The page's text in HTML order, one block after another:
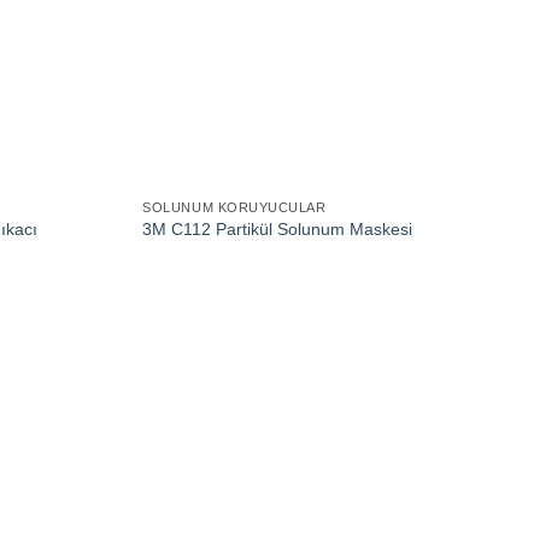
SOLUNUM KORUYUCULAR
3M C112 Partikül Solunum Maskesi